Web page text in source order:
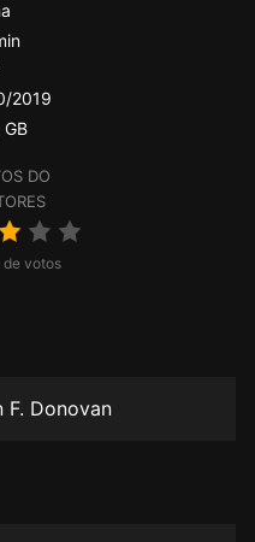
DO
de votos
2019
GB
F. Donovan